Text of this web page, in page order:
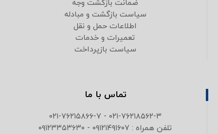
ضمانت بازگشت وجه
سیاست بازگشت و مبادله
اطلاعات حمل و نقل
تعمیرات و خدمات
سیاست بازپرداخت
تماس با ما
۰۲۱-۷۶۲۱۸۵۶۲-۳ - ۰۲۱-۷۶۲۱۵۸۶۶-۷
تلفن همراه : ۰۹۱۲۱۴۹۱۶۰۷ - ۰۹۱۲۳۳۵۳۶۳۰